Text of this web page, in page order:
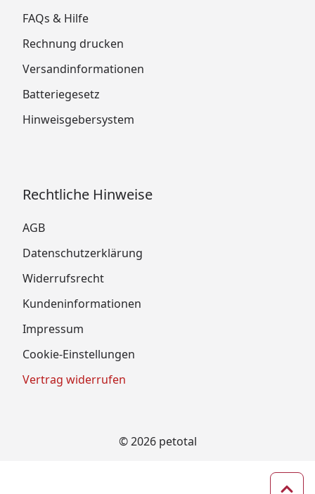
FAQs & Hilfe
Rechnung drucken
Versandinformationen
Batteriegesetz
Hinweisgebersystem
Rechtliche Hinweise
AGB
Datenschutzerklärung
Widerrufsrecht
Kundeninformationen
Impressum
Cookie-Einstellungen
Vertrag widerrufen
© 2026 petotal